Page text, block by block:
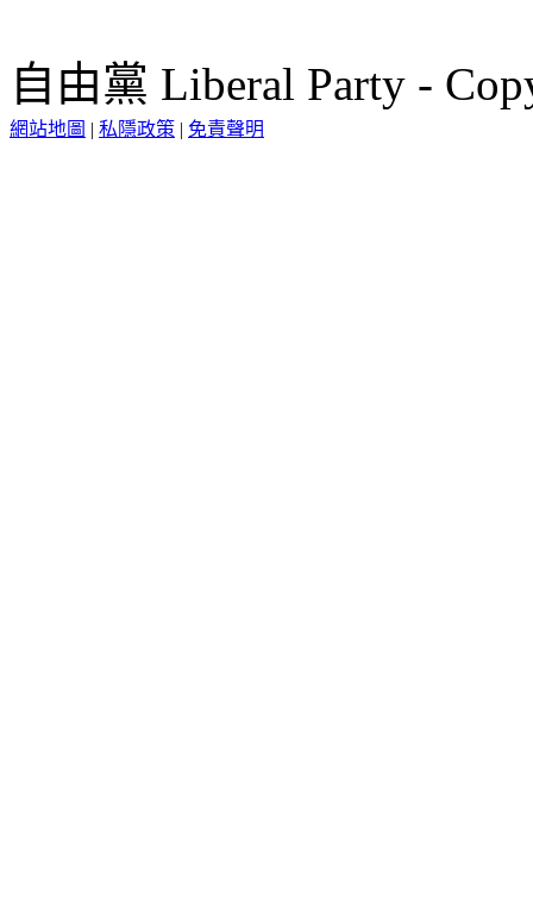
自由黨 Liberal Party -
網站地圖 | 私隱政策 | 免責聲明